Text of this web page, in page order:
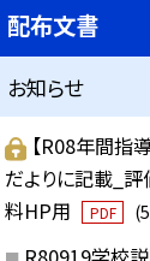
配布文書
お知らせ
【R08年間指
だよりに記載_
料HP用
PDF